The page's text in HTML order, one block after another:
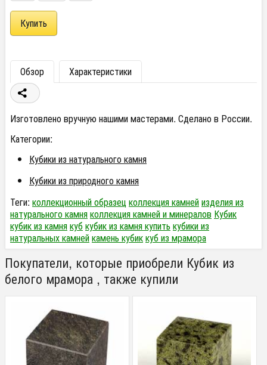
Обзор Характеристики
Изготовлено вручную нашими мастерами. Сделано в России.
Категории:
Кубики из натурального камня
Кубики из природного камня
Теги: коллекционный образецколлекция камнейизделия из
натурального камняколлекция камней и минералов Кубик
кубик из камнякуб кубик из камня купить кубики из
натуральных камнейкамень кубиккуб из мрамора
Покупатели, которые приобрели Кубик из
белого мрамора , также купили